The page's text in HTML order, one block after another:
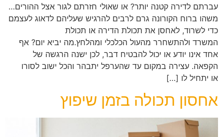
עברתם לדירה קטנה יותר? או שאולי חזרתם לגור אצל ההורים…
משהו ברוח הקורונה גרם לרבים להרגיש שעליהם לדאוג לעצמם
כדי לשרוד, לאחסן את תכולת הדירה או תכולת
המשרד ולהתשחרר מהעול הכלכלי ומהלחץ.מה יביא יום? אף
אחד אינו יודע או יכול להבטיח דבר, לכן ישנה הרגשה של
הקפאה. עצירה במקום עד שהערפל יתבהר והכל ישוב לסורו
או יתחיל לו […]
אחסון תכולה בזמן שיפוץ